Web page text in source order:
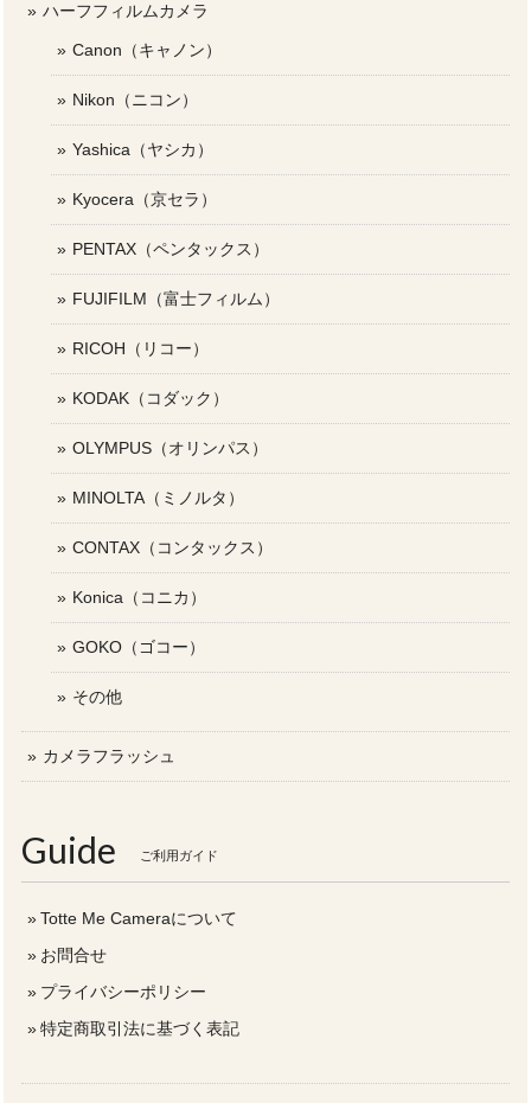
ハーフフィルムカメラ
Canon（キャノン）
Nikon（ニコン）
Yashica（ヤシカ）
Kyocera（京セラ）
PENTAX（ペンタックス）
FUJIFILM（富士フィルム）
RICOH（リコー）
KODAK（コダック）
OLYMPUS（オリンパス）
MINOLTA（ミノルタ）
CONTAX（コンタックス）
Konica（コニカ）
GOKO（ゴコー）
その他
カメラフラッシュ
Guide ご利用ガイド
Totte Me Cameraについて
お問合せ
プライバシーポリシー
特定商取引法に基づく表記